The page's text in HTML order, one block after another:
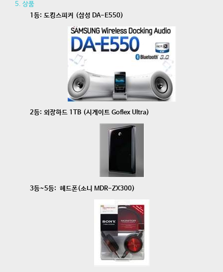
5. 상품
1등: 도킹스피커 (삼성 DA-E550)
2등: 외장하드 1TB (시게이트 Goflex Ultra)
3등~5등: 헤드폰(소니 MDR-ZX300)